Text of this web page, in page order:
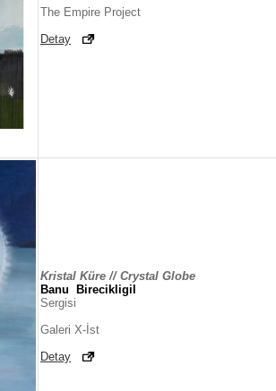
The Empire Project
Detay
Kristal Küre // Crystal Globe
Banu Birecikligil
Sergisi
Galeri X-İst
Detay